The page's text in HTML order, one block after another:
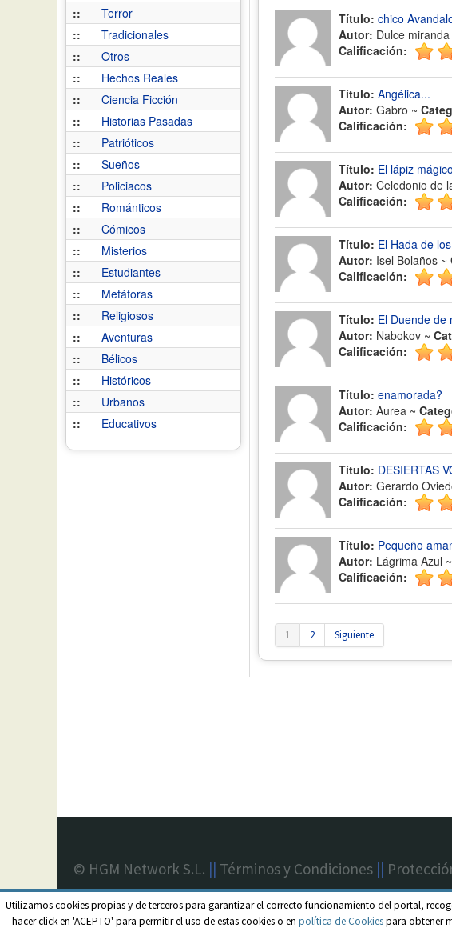
Utilizamos cookies propias y de terceros para garantizar el correcto funcionamiento del portal,
hacer click en 'ACEPTO' para permitir el uso de estas cookies o en política de Cookiespara obtener
::
Terror
::
Tradicionales
::
Otros
::
Hechos Reales
::
Ciencia Ficción
::
Historias Pasadas
::
Patrióticos
::
Sueños
::
Policiacos
::
Románticos
::
Cómicos
::
Misterios
::
Estudiantes
::
Metáforas
::
Religiosos
::
Aventuras
::
Bélicos
::
Históricos
::
Urbanos
::
Educativos
Título: chico
Autor: Dulce miranda
Calificación:
Título: Angélica...
Autor: Gabro ~
Calificación:
Título: El lápiz mágico
Autor: Celedonio de
Calificación:
Título: El Hada de
Autor: Isel Bolaños ~
Calificación:
Título: El Duende de
Autor: Nabokov ~
Calificación:
Título: enamorada?
Autor: Aurea ~
Calificación:
Título: DESIERTAS
Autor: Gerardo
Calificación:
Título: Pequeño
Autor: Lágrima Azul ~
Calificación:
1 2 Siguiente
© HGM Network S.L. || Términos y Condiciones ||